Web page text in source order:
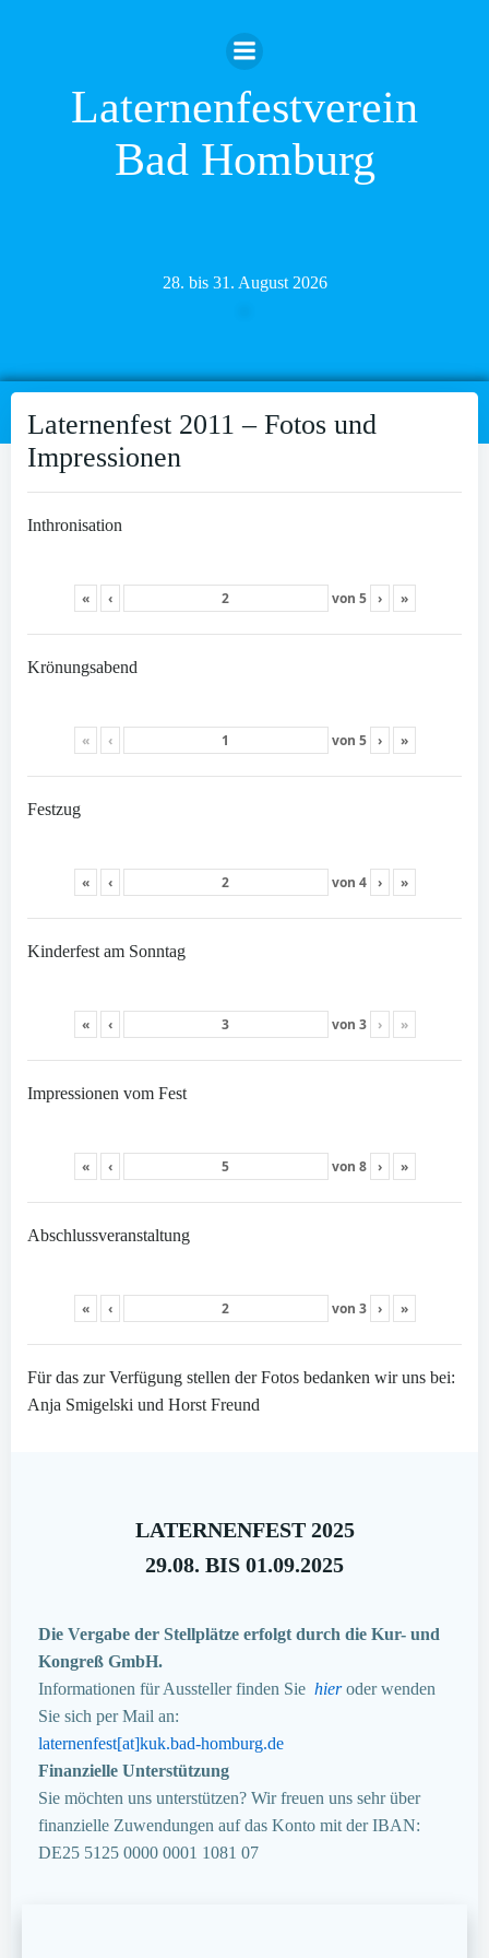
Inhalt
springen
Laternenfestverein
Bad Homburg
28. bis 31. August 2026
Laternenfest 2011 – Fotos und
Impressionen
Inthronisation
« ‹ von 5 › »
Krönungsabend
« ‹ von 5 › »
Festzug
« ‹ von 4 › »
Kinderfest am Sonntag
« ‹ von 3 › »
Impressionen vom Fest
« ‹ von 8 › »
Abschlussveranstaltung
« ‹ von 3 › »
Für das zur Verfügung stellen der Fotos bedanken wir uns bei:
Anja Smigelski und Horst Freund
LATERNENFEST 2025
29.08. BIS 01.09.2025
Die Vergabe der Stellplätze erfolgt durch die Kur- und
Kongreß GmbH.
Informationen für Aussteller finden Sie hieroder wenden
Sie sich per Mail an:
laternenfest[at]kuk.bad-homburg.de
Finanzielle Unterstützung
Sie möchten uns unterstützen? Wir freuen uns sehr über
finanzielle Zuwendungen auf das Konto mit der IBAN:
DE25 5125 0000 0001 1081 07